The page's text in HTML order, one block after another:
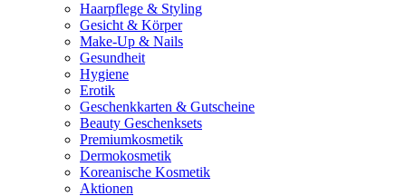
Haarpflege & Styling
Gesicht & Körper
Make-Up & Nails
Gesundheit
Hygiene
Erotik
Geschenkkarten & Gutscheine
Beauty Geschenksets
Premiumkosmetik
Dermokosmetik
Koreanische Kosmetik
Aktionen